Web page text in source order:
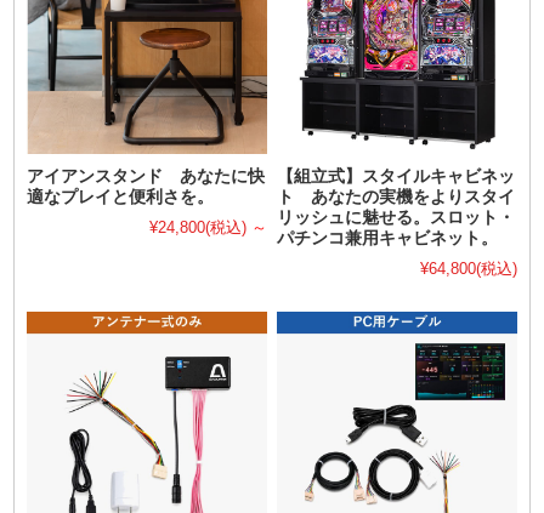
アイアンスタンド あなたに快
適なプレイと便利さを。
¥24,800(税込) ～
【組立式】スタイルキャビネッ
ト あなたの実機をよりスタイ
リッシュに魅せる。スロット・
パチンコ兼用キャビネット。
¥64,800(税込)